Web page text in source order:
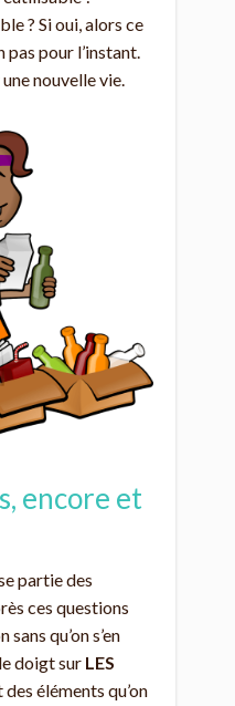
? Si oui, alors ce
pas pour l’instant.
nouvelle vie.
encore et
partie des
ces questions
qu’on s’en
doigt sur LES
des éléments qu’on